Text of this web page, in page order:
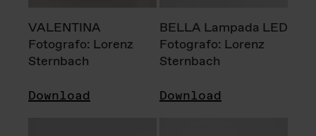
VALENTINA
Fotografo: Lorenz
Sternbach
Download
BELLA Lampada LED
Fotografo: Lorenz
Sternbach
Download